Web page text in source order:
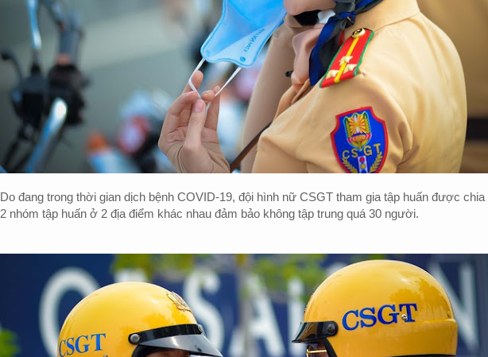
Do đang trong thời gian dịch bệnh COVID-19, đội hình nữ CSGT tham gia tập huấn được chia
2 nhóm tập huấn ở 2 địa điểm khác nhau đảm bảo không tập trung quá 30 người.